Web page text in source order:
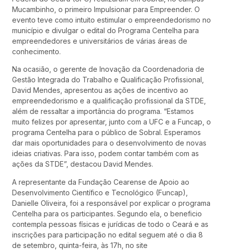
Mucambinho, o primeiro Impulsionar para Empreender. O
evento teve como intuito estimular o empreendedorismo no
município e divulgar o edital do Programa Centelha para
empreendedores e universitários de várias áreas de
conhecimento.
Na ocasião, o gerente de Inovação da Coordenadoria de
Gestão Integrada do Trabalho e Qualificação Profissional,
David Mendes, apresentou as ações de incentivo ao
empreendedorismo e a qualificação profissional da STDE,
além de ressaltar a importância do programa. “Estamos
muito felizes por apresentar, junto com a UFC e a Funcap, o
programa Centelha para o público de Sobral. Esperamos
dar mais oportunidades para o desenvolvimento de novas
ideias criativas. Para isso, podem contar também com as
ações da STDE”, destacou David Mendes.
A representante da Fundação Cearense de Apoio ao
Desenvolvimento Científico e Tecnológico (Funcap),
Danielle Oliveira, foi a responsável por explicar o programa
Centelha para os participantes. Segundo ela, o beneficio
contempla pessoas físicas e jurídicas de todo o Ceará e as
inscrições para participação no edital seguem até o dia 8
de setembro, quinta-feira, às 17h, no site